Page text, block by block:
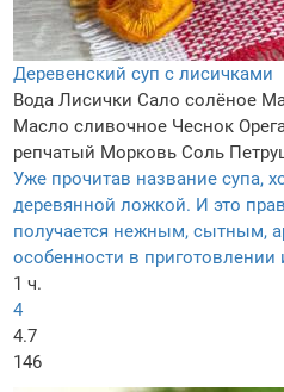
Деревенский суп с лисичками
Вода Лисички Сало солёное
Масло сливочное Чеснок
репчатый Морковь Соль
Уже прочитав название супа,
деревянной ложкой. И это
получается нежным, сытным,
особенности в приготовлении
1 ч.
4
4.7
146